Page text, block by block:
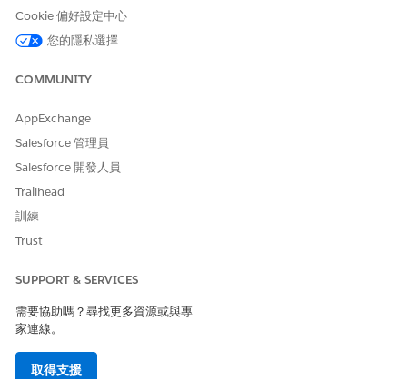
即注意到新指派和必要動作,而不必手動檢查到排入列,進而消除
簽單指派與工作人員動作之間的損失時間。
Cookie 偏好設定中心
您的隱私選擇
COMMUNITY
AppExchange
Salesforce 管理員
Salesforce 開發人員
Trailhead
訓練
Trust
SUPPORT & SERVICES
需要協助嗎？尋找更多資源或與專
家連線。
取得支援